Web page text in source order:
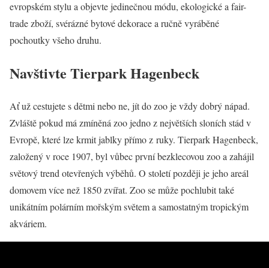
evropském stylu a objevte jedinečnou módu, ekologické a fair-
trade zboží, svérázné bytové dekorace a ručně vyráběné
pochoutky všeho druhu.
Navštivte Tierpark Hagenbeck
Ať už cestujete s dětmi nebo ne, jít do zoo je vždy dobrý nápad.
Zvláště pokud má zmíněná zoo jedno z největších sloních stád v
Evropě, které lze krmit jablky přímo z ruky. Tierpark Hagenbeck,
založený v roce 1907, byl vůbec první bezklecovou zoo a zahájil
světový trend otevřených výběhů. O století později je jeho areál
domovem více než 1850 zvířat. Zoo se může pochlubit také
unikátním polárním mořským světem a samostatným tropickým
akváriem.